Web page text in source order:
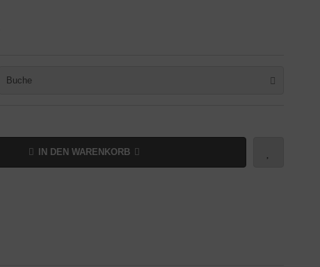
Buche
IN DEN WARENKORB